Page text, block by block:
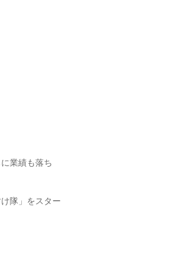
業績も落ち
隊」をスター